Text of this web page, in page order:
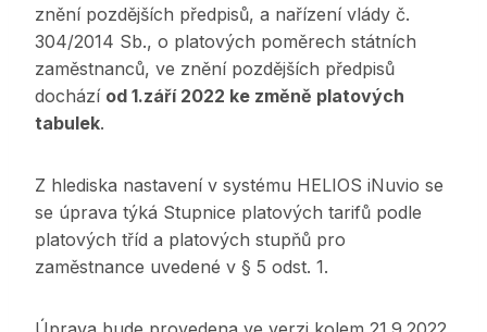
znění pozdějších předpisů, a nařízení vlády č.
304/2014 Sb., o platových poměrech státních
zaměstnanců, ve znění pozdějších předpisů
dochází od 1.září 2022 ke změně platových
tabulek.
Z hlediska nastavení v systému HELIOS iNuvio se
se úprava týká Stupnice platových tarifů podle
platových tříd a platových stupňů pro
zaměstnance uvedené v § 5 odst. 1.